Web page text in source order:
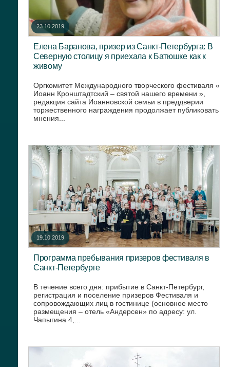
23.10.2019
Елена Баранова, призер из Санкт-Петербурга: В
Северную столицу я приехала к Батюшке как к
живому
Оргкомитет Международного творческого фестиваля «
Иоанн Кронштадтский – святой нашего времени »,
редакция сайта Иоанновской семьи в преддверии
торжественного награждения продолжает публиковать
мнения...
19.10.2019
Программа пребывания призеров фестиваля в
Санкт-Петербурге
В течение всего дня: прибытие в Санкт-Петербург,
регистрация и поселение призеров Фестиваля и
сопровождающих лиц в гостинице (основное место
размещения – отель «Андерсен» по адресу: ул.
Чапыгина 4,...